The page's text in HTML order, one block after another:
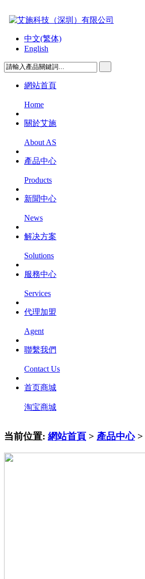
中文(繁体)
English
網站首頁
Home
關於艾施
About AS
產品中心
Products
新聞中心
News
解决方案
Solutions
服務中心
Services
代理加盟
Agent
聯繫我們
Contact Us
首页商城
淘宝商城
当前位置: 網站首頁 > 產品中心>